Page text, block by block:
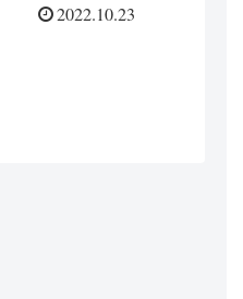
2022.10.23